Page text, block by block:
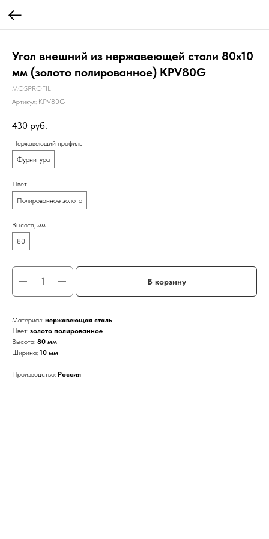
Угол внешний из нержавеющей стали 80х10
мм (золото полированное) KPV80G
MOSPROFIL
Артикул: KPV80G
430 руб.
Нержавеющий профиль
Фурнитура
Цвет
Полированное золото
Высота, мм
80
В корзину
Материал: нержавеющая сталь
Цвет: золото полированное
Высота: 80 мм
Ширина: 10 мм
Производство: Россия